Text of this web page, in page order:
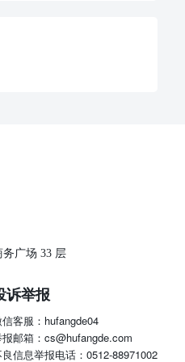
务广场 33 层
诉举报
客服：hufangde04
邮箱：cs@hufangde.com
信息举报电话：0512-88971002